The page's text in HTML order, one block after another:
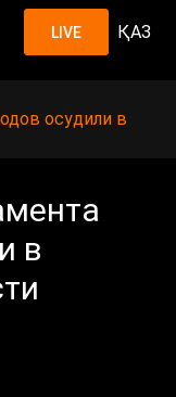
LIVE ҚАЗ
осудили в
в